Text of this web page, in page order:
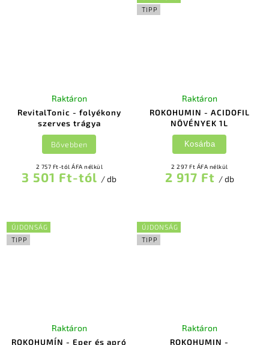
RevitalTonic - folyékony
szerves trágya
Raktáron
2 757 Ft-tól ÁFA nélkül
3 501 Ft-tól / db
Bővebben
TIPP
ROKOHUMIN - ACIDOFIL
NÖVÉNYEK 1L
Raktáron
2 297 Ft ÁFA nélkül
2 917 Ft / db
Kosárba
ÚJDONSÁG
TIPP
ROKOHUMÍN - Eper és apró
Raktáron
ÚJDONSÁG
TIPP
ROKOHUMIN -
Raktáron